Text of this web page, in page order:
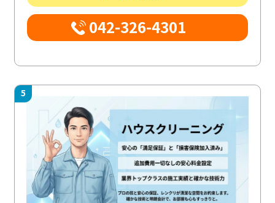
042-326-4301
5